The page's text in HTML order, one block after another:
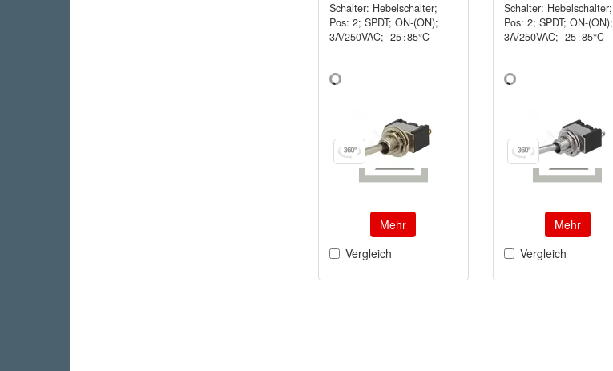
Schalter: Hebelschalter;
Pos: 2; SPDT; ON-(ON);
3A/250VAC; -25÷85°C
Mehr
Vergleich
Schalter: Hebelschalter;
Pos: 2; SPDT; ON-(ON);
3A/250VAC; -25÷85°C
Mehr
Vergleich